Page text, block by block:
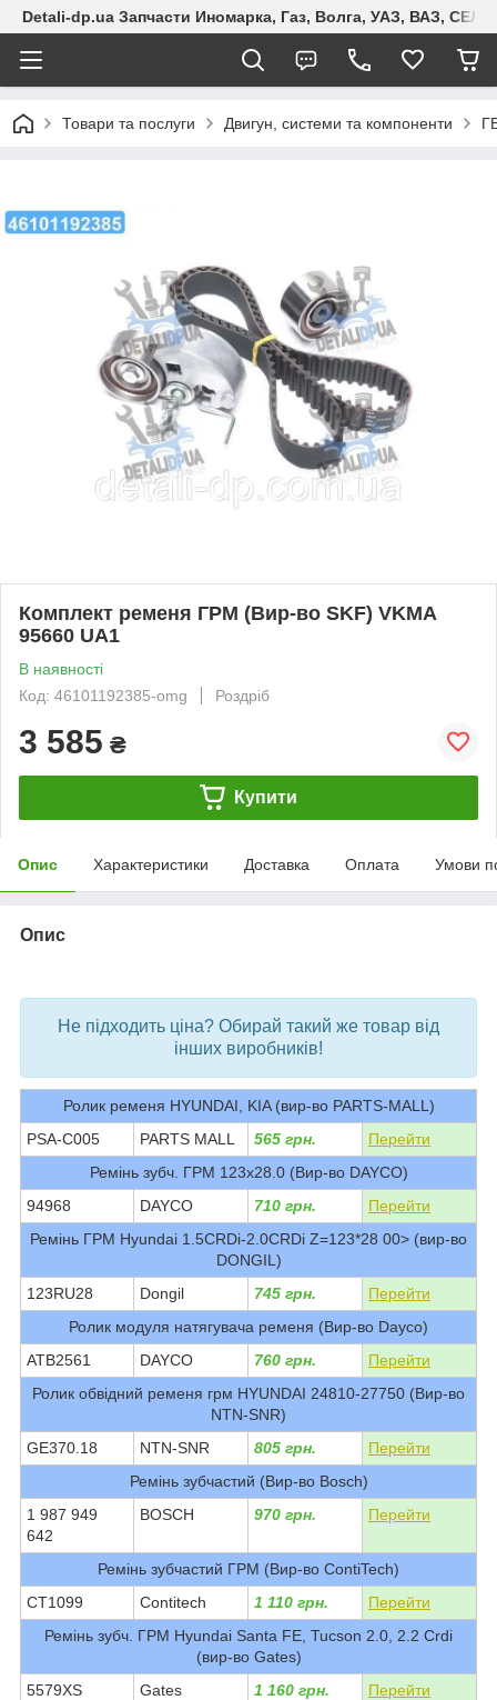
Detali-dp.ua Запчасти Иномарка, Газ, Волга, УАЗ, ВАЗ,
Товари та послуги Двигун, системи та компоненти
Комплект ременя ГРМ (Вир-во SKF) VKMA
95660 UA1
В наявності
Код: 46101192385-omg
Роздріб
3 585 ₴
Купити
Опис Характеристики Доставка Оплата Умови
Опис
Не підходить ціна? Обирай такий же товар від
інших виробників!
Ролик ременя HYUNDAI, KIA (вир-во PARTS-MALL)
PSA-C005
PARTS MALL 565 грн.
Перейти
Ремінь зубч. ГРМ 123x28.0 (Вир-во DAYCO)
94968
DAYCO 710 грн.
Перейти
Ремінь ГРМ Hyundai 1.5CRDi-2.0CRDi Z=123*28 00> (вир-во
DONGIL)
123RU28
Dongil 745 грн.
Перейти
Ролик модуля натягувача ременя (Вир-во Dayco)
ATB2561
DAYCO 760 грн.
Перейти
Ролик обвідний ременя грм HYUNDAI 24810-27750 (Вир-во
NTN-SNR)
GE370.18
NTN-SNR 805 грн.
Перейти
Ремінь зубчастий (Вир-во Bosch)
1 987 949
642
BOSCH 970 грн. Перейти
Ремінь зубчастий ГРМ (Вир-во ContiTech)
CT1099
Contitech 1 110 грн.
Перейти
Ремінь зубч. ГРМ Hyundai Santa FE, Tucson 2.0, 2.2 Crdi
(вир-во Gates)
5579XS
Gates 1 160 грн.
Перейти